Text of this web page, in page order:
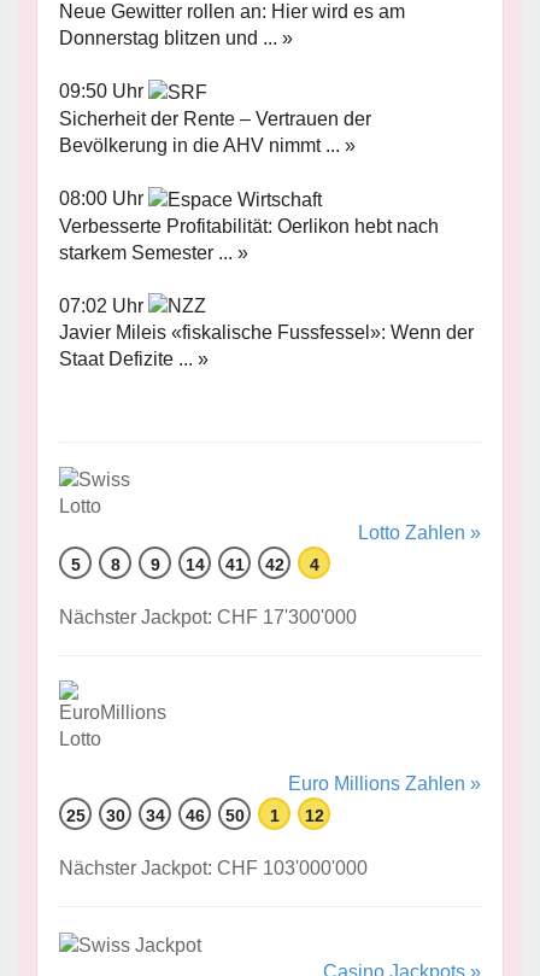
Neue Gewitter rollen an: Hier wird es am
Donnerstag blitzen und ... »
09:50 Uhr
Sicherheit der Rente – Vertrauen der
Bevölkerung in die AHV nimmt ... »
08:00 Uhr
Verbesserte Profitabilität: Oerlikon hebt nach
starkem Semester ... »
07:02 Uhr
Javier Mileis «fiskalische Fussfessel»: Wenn der
Staat Defizite ... »
Lotto Zahlen »
5 8 9 14 41 42 4
Nächster Jackpot: CHF 17'300'000
Euro Millions Zahlen »
25 30 34 46 50 1 12
Nächster Jackpot: CHF 103'000'000